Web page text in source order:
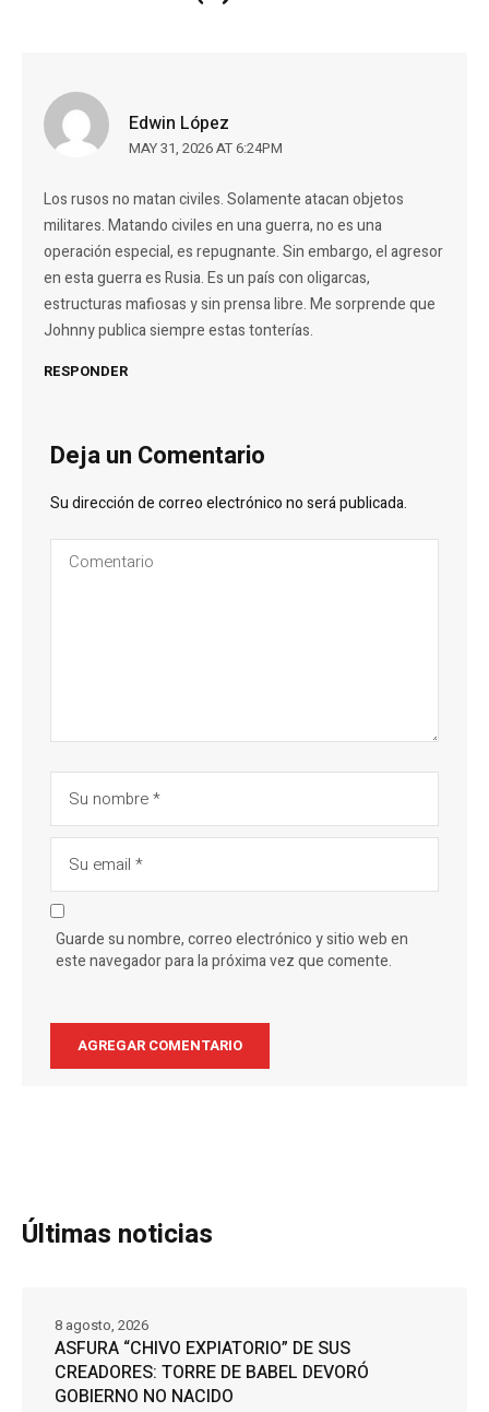
Edwin López
MAY 31, 2026 AT 6:24PM
Los rusos no matan civiles. Solamente atacan objetos
militares. Matando civiles en una guerra, no es una
operación especial, es repugnante. Sin embargo, el agresor
en esta guerra es Rusia. Es un país con oligarcas,
estructuras mafiosas y sin prensa libre. Me sorprende que
Johnny publica siempre estas tonterías.
RESPONDER
Deja un Comentario
Su dirección de correo electrónico no será publicada.
Guarde su nombre, correo electrónico y sitio web en
este navegador para la próxima vez que comente.
Últimas noticias
ASFURA “CHIVO EXPIATORIO” DE SUS
CREADORES: TORRE DE BABEL DEVORÓ
GOBIERNO NO NACIDO
8 agosto, 2026